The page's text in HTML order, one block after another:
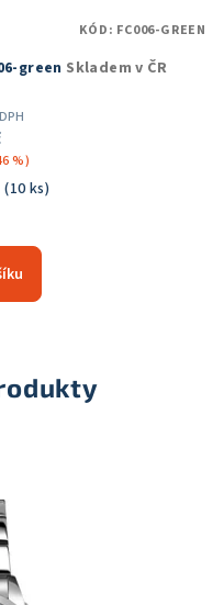
green Skladem v ČR
%)
(10 ks)
KÓD: FC006-GREEN